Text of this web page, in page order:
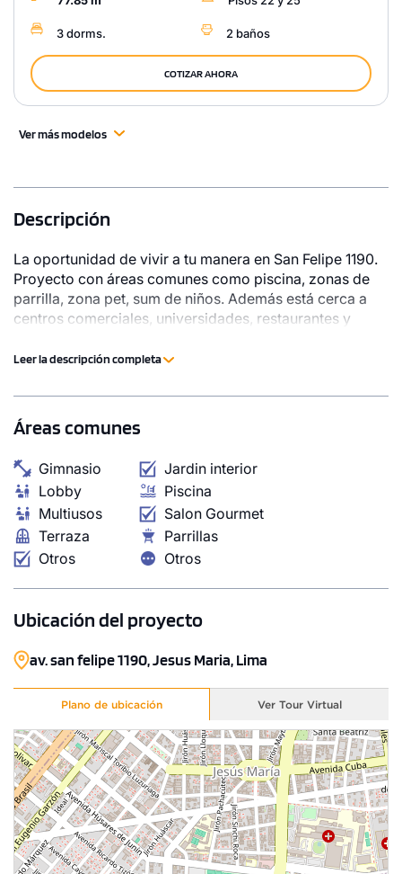
3 dorms. 2 baños
COTIZAR AHORA
Ver más modelos
1 unidad disponible
S/ 516,000
Modelo Tipo 6
52.37 m²
COTIZAR AHORA
Descripción
La oportunidad de vivir a tu manera en San Felipe 1190.
Proyecto con áreas comunes como piscina, zonas de
parrilla, zona pet, sum de niños. Además está cerca a
centros comerciales, universidades, restaurantes y
Leer la descripción completa
Áreas comunes
Gimnasio
Jardin interior
Lobby
Piscina
Multiusos
Salon Gourmet
Terraza
Parrillas
Otros
Otros
Ubicación del proyecto
av. san felipe 1190, Jesus Maria, Lima
Plano de ubicación Ver Tour Virtual